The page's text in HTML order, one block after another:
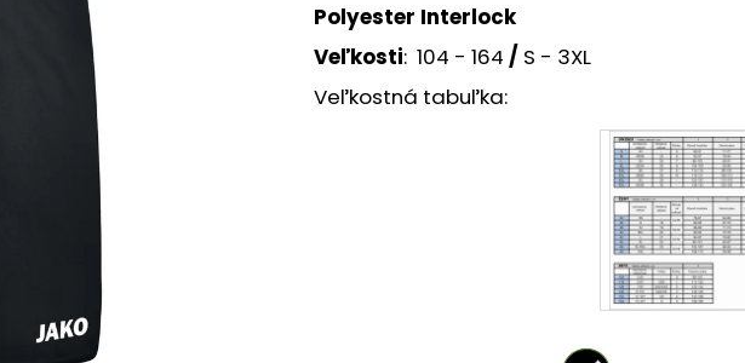
Polyester Interlock
Veľkosti: 104 - 164 / S - 3XL
Veľkostná tabuľka:
JAKO ZIMNÁ BUNDA TEAM COACH
ŠUŠTIAKOVÁ NEPREMOKAVÁ BUNDA